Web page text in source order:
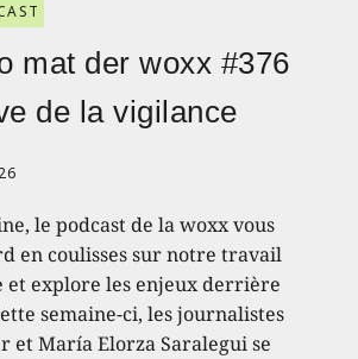
mat der woxx #376
de la vigilance
le podcast de la woxx vous
en coulisses sur notre travail
explore les enjeux derrière
semaine-ci, les journalistes
et María Elorza Saralegui se